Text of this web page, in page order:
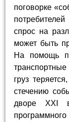
поговорке
спрос на
может быть
На помощь
груз
стечению
дворе ХХI